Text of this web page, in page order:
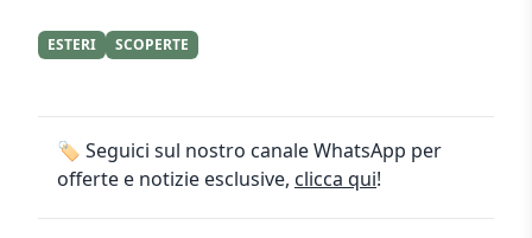
ESTERI SCOPERTE
🏷️ Seguici sul nostro canale WhatsApp per
offerte e notizie esclusive, clicca qui!